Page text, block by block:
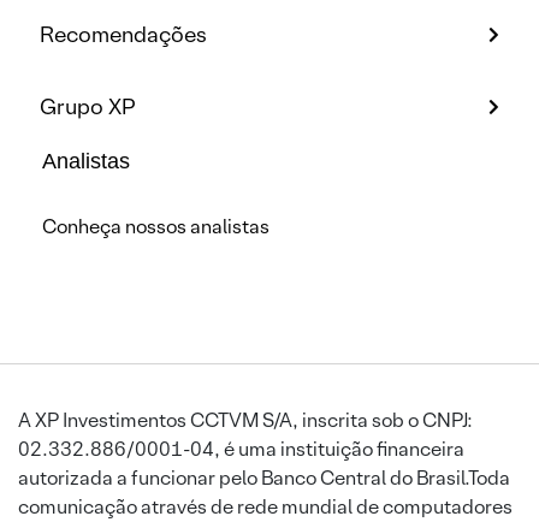
Recomendações
Grupo XP
Analistas
Conheça nossos analistas
A XP Investimentos CCTVM S/A, inscrita sob o CNPJ:
02.332.886/0001-04, é uma instituição financeira
autorizada a funcionar pelo Banco Central do Brasil.Toda
comunicação através de rede mundial de computadores